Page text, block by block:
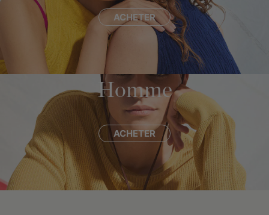
ACHETER
Homme
ACHETER